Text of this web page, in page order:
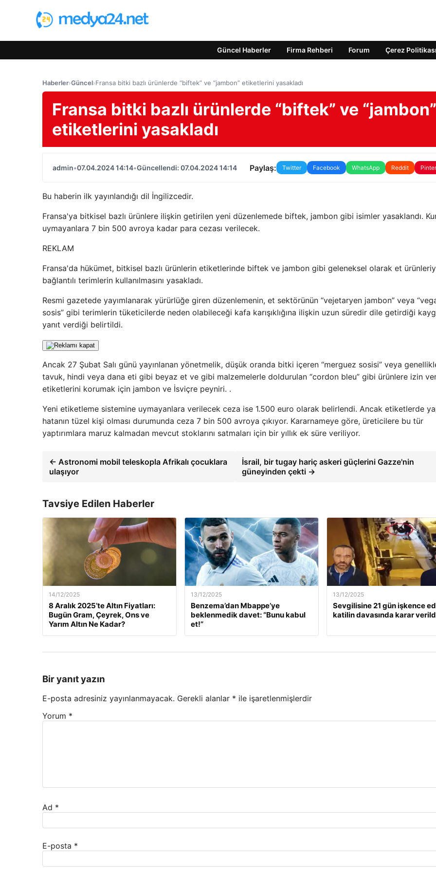
Güncel Haberler Firma Rehberi Forum Çerez Politikası
Haberler›Güncel›Fransa bitki bazlı ürünlerde “biftek” ve “jambon” etiketlerini yasakladı
Fransa bitki bazlı ürünlerde “biftek” ve “jambon”
etiketlerini yasakladı
admin•07.04.2024 14:14•Güncellendi: 07.04.2024 14:14 Paylaş: Twitter Facebook WhatsApp Reddit
Bu haberin ilk yayınlandığı dil İngilizcedir.
Fransa'ya bitkisel bazlı ürünlere ilişkin getirilen yeni düzenlemede biftek, jambon gibi isimler yasaklandı.
uymayanlara 7 bin 500 avroya kadar para cezası verilecek.
REKLAM
Fransa'da hükümet, bitkisel bazlı ürünlerin etiketlerinde biftek ve jambon gibi geleneksel olarak et
bağlantılı terimlerin kullanılmasını yasakladı.
Resmi gazetede yayımlanarak yürürlüğe giren düzenlemenin, et sektörünün “vejetaryen jambon” veya
sosis” gibi terimlerin tüketicilerde neden olabileceği kafa karışıklığına ilişkin uzun süredir dile getirdiği
yanıt verdiği belirtildi.
Ancak 27 Şubat Salı günü yayınlanan yönetmelik, düşük oranda bitki içeren “merguez sosisi” veya
tavuk, hindi veya dana eti gibi beyaz et ve gibi malzemelerle doldurulan “cordon bleu” gibi ürünlere izin
etiketlerini korumak için jambon ve İsviçre peyniri. .
Yeni etiketleme sistemine uymayanlara verilecek ceza ise 1.500 euro olarak belirlendi. Ancak etiketlerde
hatanın tüzel kişi olması durumunda ceza 7 bin 500 avroya çıkıyor. Kararnameye göre, üreticilere bu tür
yaptırımlara maruz kalmadan mevcut stoklarını satmaları için bir yıllık ek süre veriliyor.
← Astronomi mobil teleskopla Afrikalı çocuklara
ulaşıyor
İsrail, bir tugay hariç askeri güçlerini Gazze'nin
güneyinden çekti →
Tavsiye Edilen Haberler
14/12/2025
8 Aralık 2025’te Altın Fiyatları:
Bugün Gram, Çeyrek, Ons ve
Yarım Altın Ne Kadar?
13/12/2025
Benzema’dan Mbappe’ye
beklenmedik davet: “Bunu kabul
et!”
13/12/2025
Sevgilisine 21 gün işkence
katilin davasında karar
Bir yanıt yazın
E-posta adresiniz yayınlanmayacak. Gerekli alanlar * ile işaretlenmişlerdir
Yorum *
Ad *
E-posta *